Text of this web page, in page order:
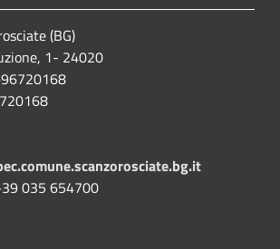
(BG)
1- 24020
035 654700